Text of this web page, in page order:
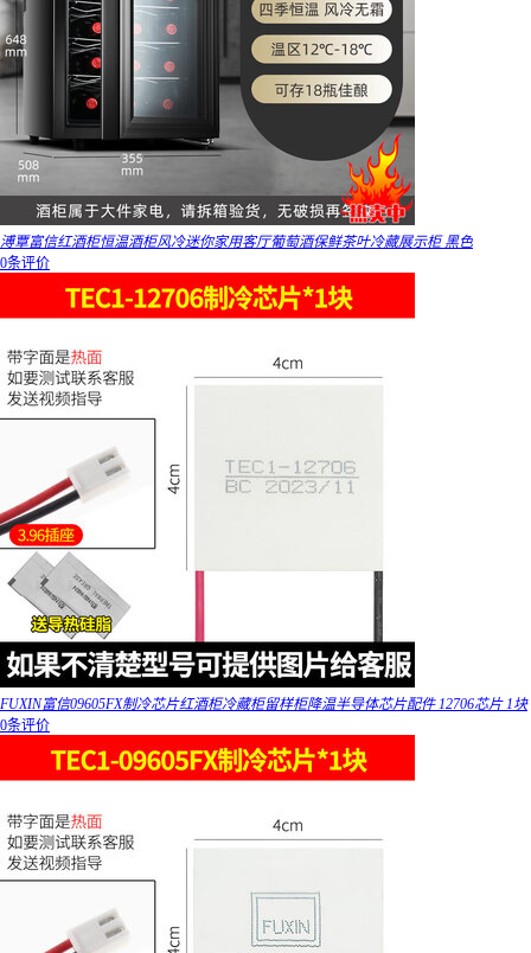
溥覃富信红酒柜恒温酒柜风冷迷你家用客厅葡萄酒保鲜茶叶冷藏展示柜 黑色
0条评价
FUXIN富信09605FX制冷芯片红酒柜冷藏柜留样柜降温半导体芯片配件 12706芯片 1块
0条评价